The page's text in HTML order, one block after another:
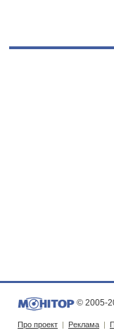
© 2005-
Про проект | Реклама |